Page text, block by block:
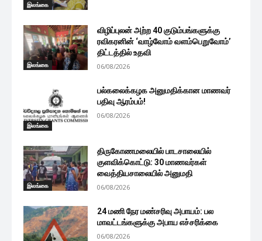
இலங்கை
இலங்கை
விழிப்புலன் அற்ற 40 குடும்பங்களுக்கு
ரவிகரனின் ‘வாழ்வோம் வளம்பெறுவோம்’
திட்டத்தில் உதவி
06/08/2026
இலங்கை
பல்கலைக்கழக அனுமதிக்கான மாணவர்
பதிவு ஆரம்பம்!
06/08/2026
இலங்கை
திருகோணமலையில் பாடசாலையில்
குளவிக்கொட்டு: 30 மாணவர்கள்
வைத்தியசாலையில் அனுமதி
06/08/2026
24 மணி நேர மண்சரிவு அபாயம்: பல
மாவட்டங்களுக்கு அபாய எச்சரிக்கை
06/08/2026